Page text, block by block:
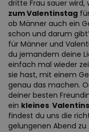
dritte Frau sauer wird,
zum Valentinstag
ob Männer auch ein
schon und darum
für Männer und
du jemandem deine
einfach mal wieder
sie hast, mit einem
genau das machen.
deiner besten
ein kleines
findest du uns die
gelungenen Abend zu